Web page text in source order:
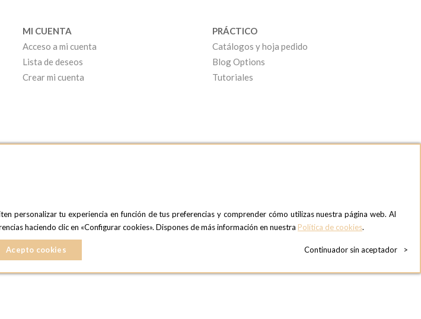
MI CUENTA
Acceso a mi cuenta
Lista de deseos
Crear mi cuenta
PRÁCTICO
Catálogos y hoja pedido
Blog Options
Tutoriales
OPTIONS MADRID
C. Lucio Emilio Cándido, 6,
28803 Alcalá de Henares, Madrid
ESPAñA
OPTIONS MADRID SHOWROOM
C/ Bárbara de Braganza, 2
personalizar tu experiencia en función de tus preferencias y comprender cómo utilizas nuestra página web. Al
haciendo clic en «Configurar cookies». Dispones de más información en nuestra Política de cookies.
Acepto cookies Continuador sin aceptador >